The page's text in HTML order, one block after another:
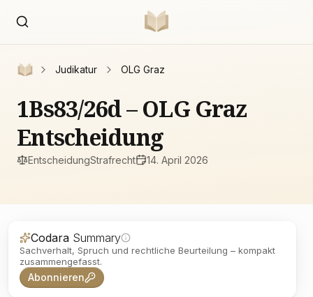
Judikatur OLG Graz
1Bs83/26d – OLG Graz
Entscheidung
EntscheidungStrafrecht 14. April 2026
Codara Summary
Sachverhalt, Spruch und rechtliche Beurteilung – kompakt
zusammengefasst.
Abonnieren